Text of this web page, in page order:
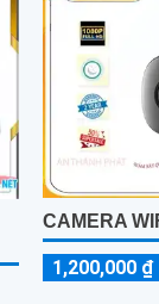
CAMERA
1,200,000 ₫